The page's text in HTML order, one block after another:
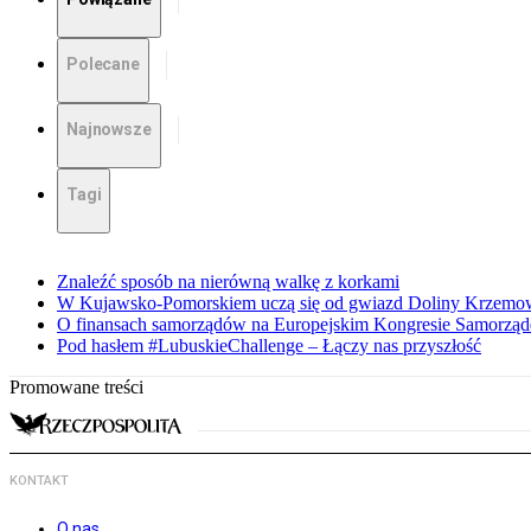
Polecane
Najnowsze
Tagi
Znaleźć sposób na nierówną walkę z korkami
W Kujawsko-Pomorskiem uczą się od gwiazd Doliny
O finansach samorządów na Europejskim Kongresie
Pod hasłem #LubuskieChallenge – Łączy nas przyszłość
Promowane treści
KONTAKT